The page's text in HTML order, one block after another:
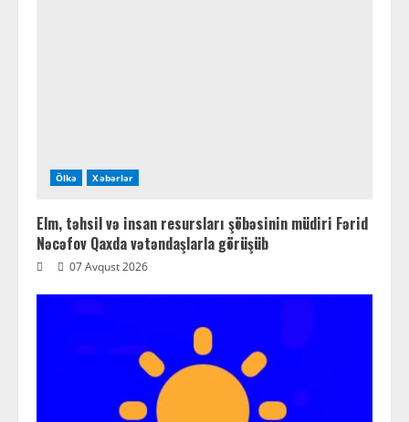
Ölkə Xəbərlər
Elm, təhsil və insan resursları şöbəsinin müdiri Fərid
Nəcəfov Qaxda vətəndaşlarla görüşüb
07 Avqust 2026